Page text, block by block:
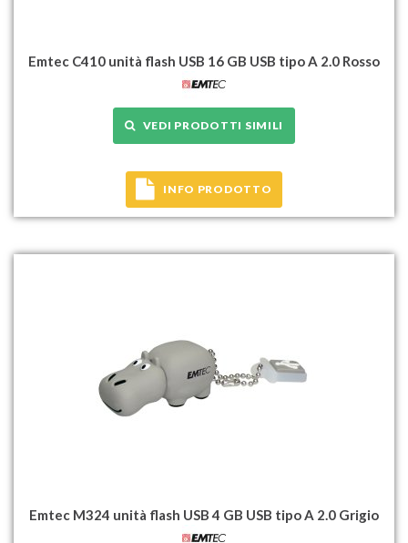
Emtec C410 unità flash USB 16 GB USB tipo A 2.0 Rosso
VEDI PRODOTTI SIMILI
INFO PRODOTTO
Emtec M324 unità flash USB 4 GB USB tipo A 2.0 Grigio